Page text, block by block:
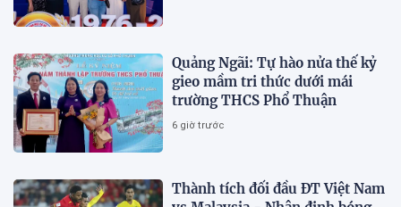
Quảng Ngãi: Tự hào nửa thế kỷ
gieo mầm tri thức dưới mái
trường THCS Phổ Thuận
6 giờ trước
Thành tích đối đầu ĐT Việt Nam